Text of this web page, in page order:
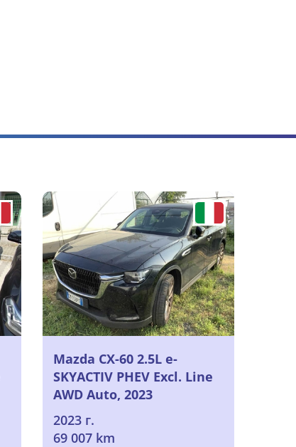
Mazda CX-60 2.5L e-
SKYACTIV PHEV Excl. Line
AWD Auto, 2023
2023 г.
69 007 km